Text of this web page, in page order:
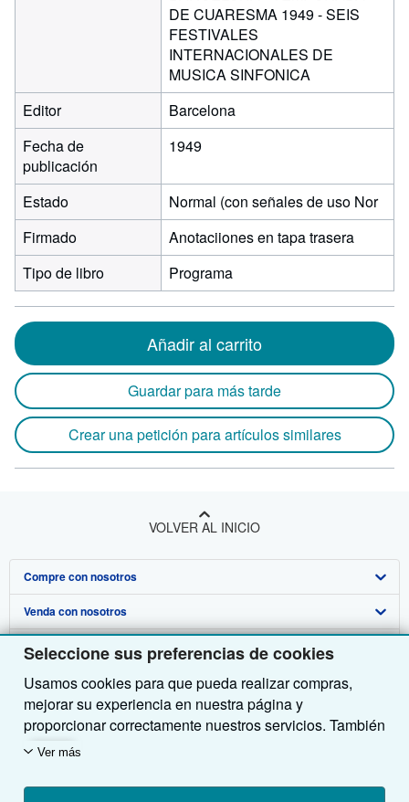
Seleccione sus preferencias de cookies
Usamos cookies para que pueda realizar compras,
mejorar su experiencia en nuestra página y
proporcionar correctamente nuestros servicios. También
utilizamos cookies para comprender el modo en que los
midiendo las visitas al sitio) y así poder realizar
Ver más
DE CUARESMA 1949 - SEIS
FESTIVALES
INTERNACIONALES DE
MUSICA SINFONICA
Editor
Barcelona
Fecha de
publicación
1949
Estado
Normal (con señales de uso Nor
Firmado
Anotaciiones en tapa trasera
Tipo de libro
Programa
Añadir al carrito
Guardar para más tarde
Crear una petición para artículos similares
VOLVER AL INICIO
Compre con nosotros
Búsqueda avanzada
Colecciones
Mi cuenta
Mis pedidos
Ver carrito
Venda con nosotros
Comenzar a vender
Únase a nuestro programa de afiliados
Recomiende un vendedor
Sobre nosotros
Sobre IberLibro
Medios
Empleo
Política de Privacidad
Obtener Ayuda
Preguntas frecuentes y guías
Atención al Cliente
Otras compañías de AbeBooks
AbeBooks.com
AbeBooks.co.uk
Siga a IberLibro